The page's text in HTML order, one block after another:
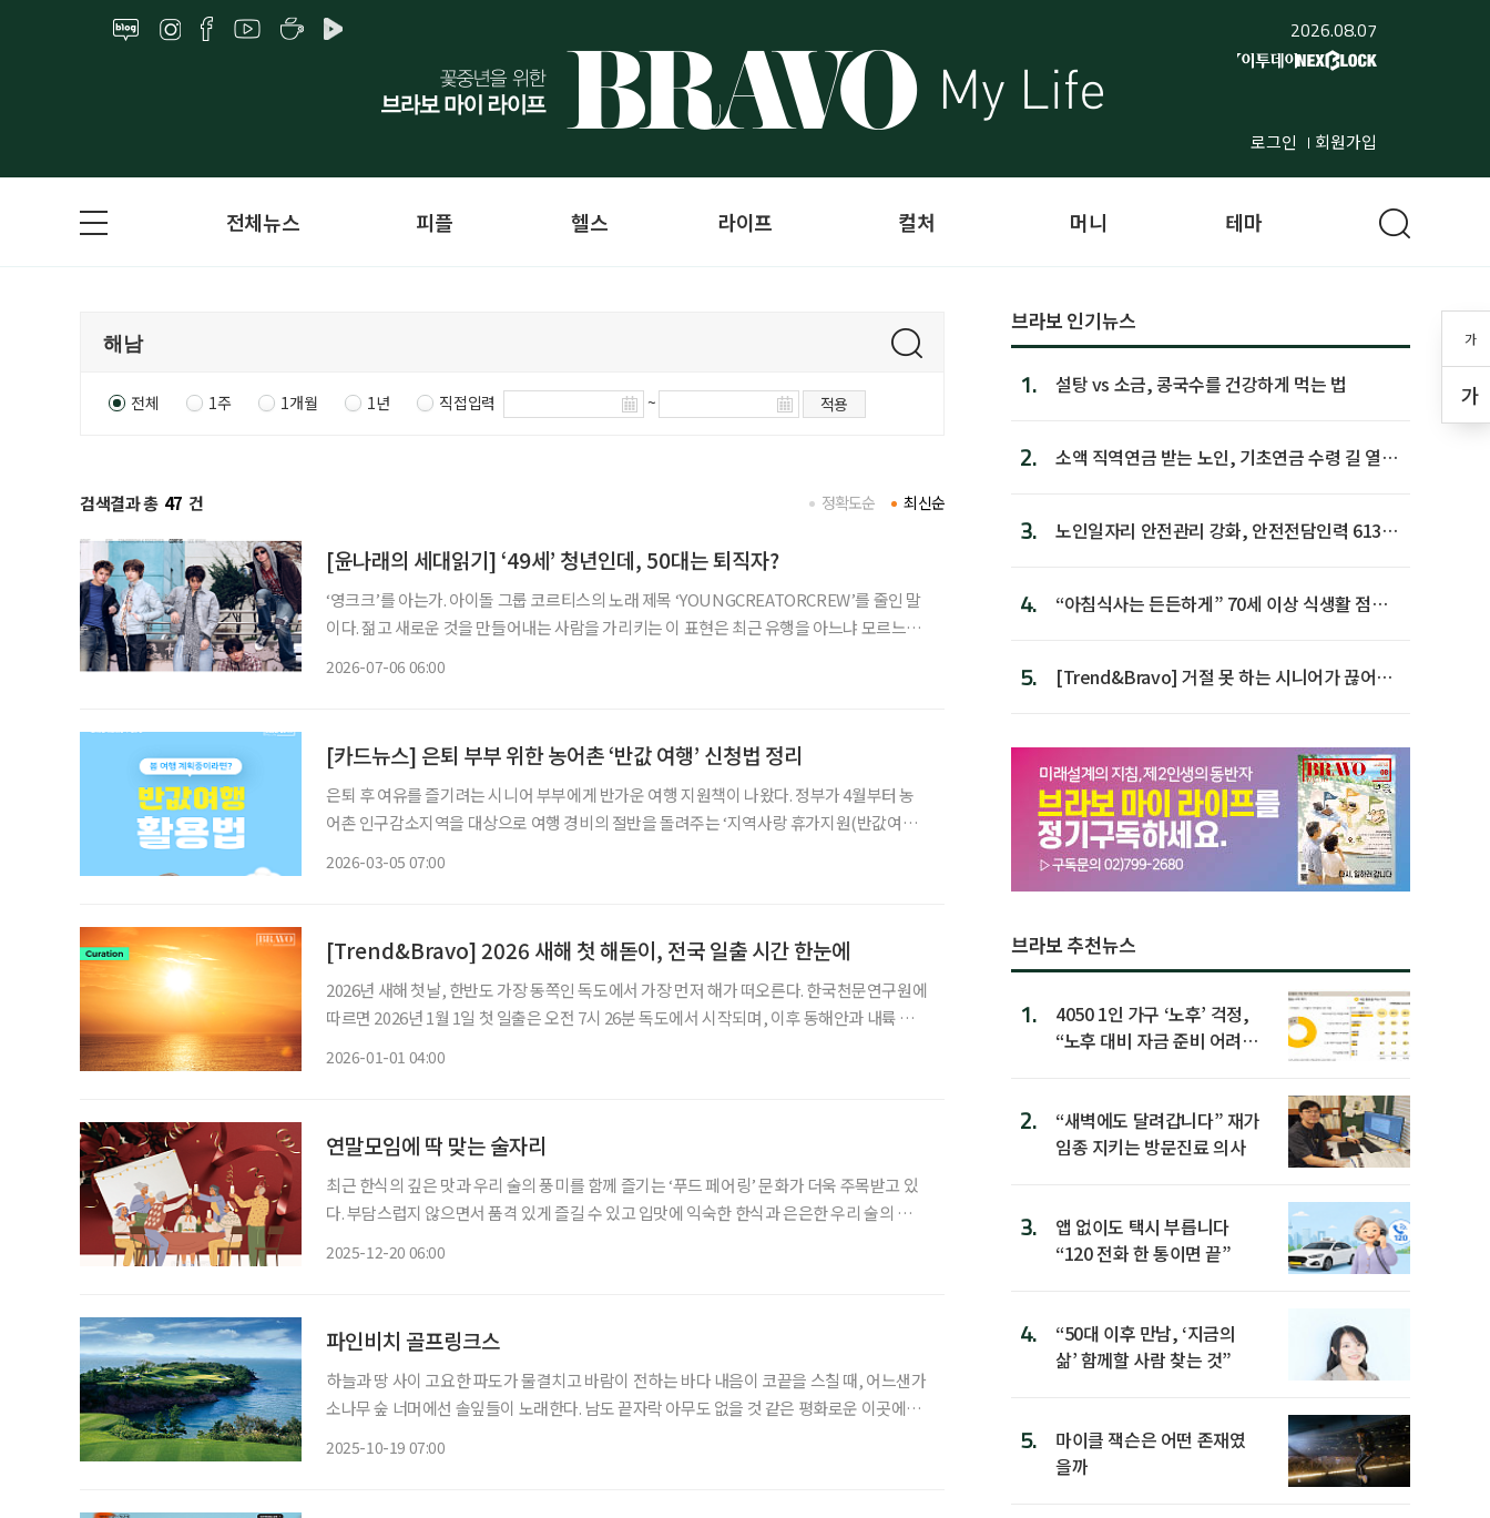
2026.08.07
로그인 회원가입
가
가
전체뉴스 피플 헬스 라이프 컬처 머니 테마
전체 1주 1개월 1년 직접입력 ~ 적용
검색결과 총 47 건 최신순
정확도순
[윤나래의 세대읽기] ‘49세’ 청년인데, 50대는 퇴직자?
‘영크크’를 아는가. 아이돌 그룹 코르티스의 노래 제목 ‘YOUNGCREATORCREW’를 줄인 말
이다. 젊고 새로운 것을 만들어내는 사람을 가리키는 이 표현은 최근 유행을 아느냐 모르느냐
2026-07-06 06:00
[카드뉴스] 은퇴 부부 위한 농어촌 ‘반값 여행’ 신청법 정리
은퇴 후 여유를 즐기려는 시니어 부부에게 반가운 여행 지원책이 나왔다. 정부가 4월부터 농
어촌 인구감소지역을 대상으로 여행 경비의 절반을 돌려주는 ‘지역사랑 휴가지원(반값여행)’
2026-03-05 07:00
[Trend&Bravo] 2026 새해 첫 해돋이, 전국 일출 시간 한눈에
2026년 새해 첫날, 한반도 가장 동쪽인 독도에서 가장 먼저 해가 떠오른다. 한국천문연구원에
따르면 2026년 1월 1일 첫 일출은 오전 7시 26분 독도에서 시작되며, 이후 동해안과 내륙 지
2026-01-01 04:00
연말모임에 딱 맞는 술자리
최근 한식의 깊은 맛과 우리 술의 풍미를 함께 즐기는 ‘푸드 페어링’ 문화가 더욱 주목받고 있
다. 부담스럽지 않으면서 품격 있게 즐길 수 있고 입맛에 익숙한 한식과 은은한 우리 술의 조화
2025-12-20 06:00
파인비치 골프링크스
하늘과 땅 사이 고요한 파도가 물결치고 바람이 전하는 바다 내음이 코끝을 스칠 때, 어느샌가
소나무 숲 너머에선 솔잎들이 노래한다. 남도 끝자락 아무도 없을 것 같은 평화로운 이곳에서
2025-10-19 07:00
브라보 인기뉴스
1. 설탕 vs 소금, 콩국수를 건강하게 먹는 법
2.
소액 직역연금 받는 노인, 기초연금 수령 길 열린
3.
노인일자리 안전관리 강화, 안전전담인력 613명
4.
“아침식사는 든든하게” 70세 이상 식생활 점수
5.
[Trend&Bravo] 거절 못 하는 시니어가 끊어야
브라보 추천뉴스
1.
4050 1인 가구 ‘노후’ 걱정,
“노후 대비 자금 준비 어려
2.
“새벽에도 달려갑니다” 재가
임종 지키는 방문진료 의사
3.
앱 없이도 택시 부릅니다
“120 전화 한 통이면 끝”
4.
“50대 이후 만남, ‘지금의
삶’ 함께할 사람 찾는 것”
5.
마이클 잭슨은 어떤 존재였
을까